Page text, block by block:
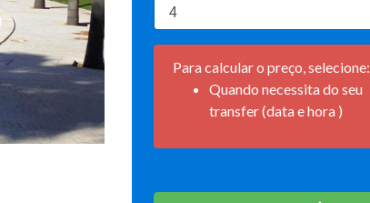
Para calcular o preço, selecione:
Quando necessita do seu
transfer (data e hora )